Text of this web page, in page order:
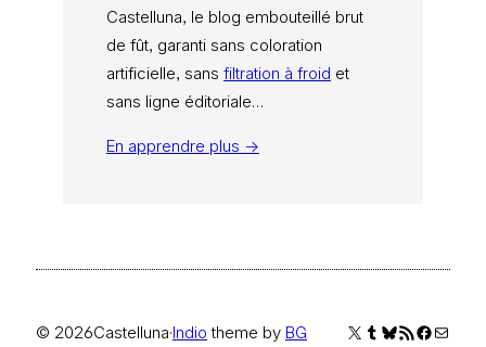
Castelluna, le blog embouteillé brut
de fût, garanti sans coloration
artificielle, sans filtration à froid et
sans ligne éditoriale…
En apprendre plus →
© 2026Castelluna·Indio theme by BG X Tumblr
Bluesky
Flux RSSE-mail